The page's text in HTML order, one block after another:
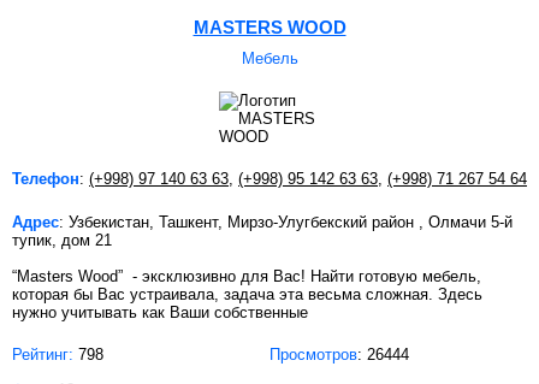
MASTERS WOOD
Мебель
Телефон: (+998) 97 140 63 63, (+998) 95 142 63 63, (+998) 71 267 54 64
Адрес: Узбекистан, Ташкент, Мирзо-Улугбекский район , Олмачи 5-й
тупик, дом 21
“Masters Wood” - эксклюзивно для Вас! Найти готовую мебель,
которая бы Вас устраивала, задача эта весьма сложная. Здесь
нужно учитывать как Ваши собственные
Рейтинг: 798 Просмотров: 26444